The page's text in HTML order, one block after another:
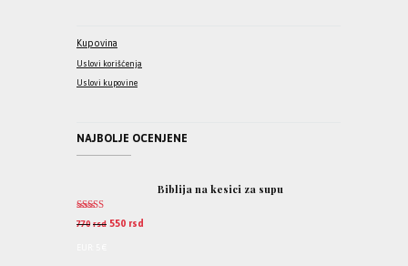
Kupovina
Uslovi korišćenja
Uslovi kupovine
NAJBOLJE OCENJENE
Biblija na kesici za supu
Ocenjeno
5.00od 5
770 rsd 550 rsd